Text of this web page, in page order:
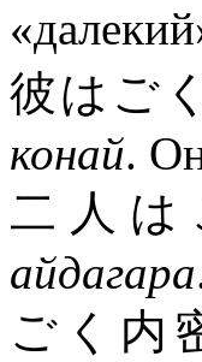
彼はご
конай.
二人
айдагара
ごく内